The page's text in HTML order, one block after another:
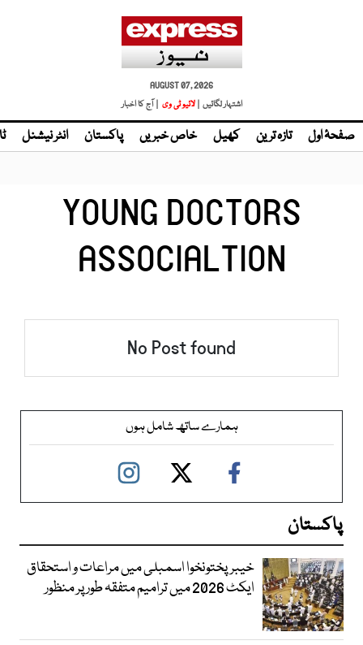
AUGUST 07, 2026
اشتہار لگائیں | لائیو ٹی وی | آج کا اخبار
صفحۂ اول تازہ ترین کھیل خاص خبریں پاکستان انٹر نیشنل
YOUNG DOCTORS
ASSOCIALTION
No Post found
ہمارے ساتھ شامل ہوں
پاکستان
خیبرپختونخوا اسمبلی میں مراعات و استحقاق
ایکٹ 2026 میں ترامیم متفقہ طور پر منظور